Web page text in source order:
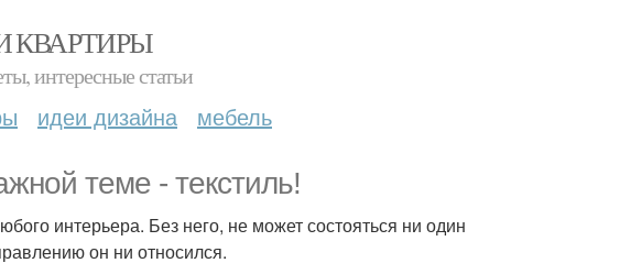
КВАРТИРЫ
интересные статьи
идеи дизайна мебель
теме - текстиль!
интерьера. Без него, не может состояться ни один
он ни относился.